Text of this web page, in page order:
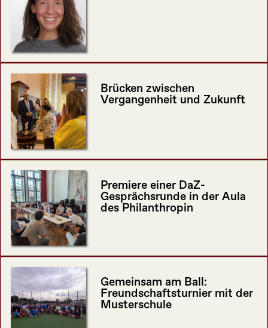
Brücken zwischen
Vergangenheit und Zukunft
Premiere einer DaZ-
Gesprächsrunde in der Aula
des Philanthropin
Gemeinsam am Ball:
Freundschaftsturnier mit der
Musterschule